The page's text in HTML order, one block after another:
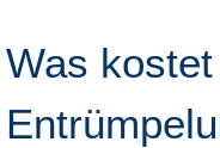
Was